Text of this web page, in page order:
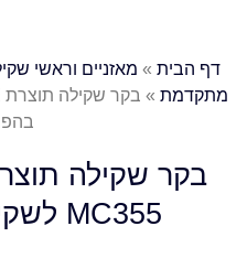
דף הבית » מאזניים וראשי
מתקדמת »
MC355 לשקילה בהפחתה